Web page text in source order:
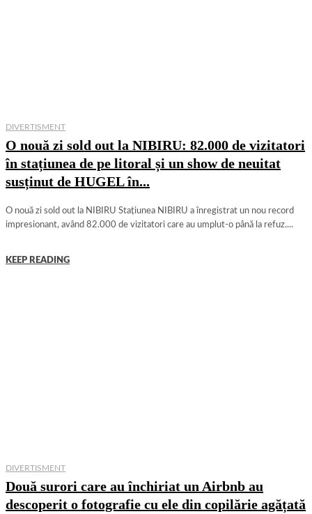
DIVERTISMENT
O nouă zi sold out la NIBIRU: 82.000 de vizitatori
în stațiunea de pe litoral și un show de neuitat
susținut de HUGEL în...
O nouă zi sold out la NIBIRU Stațiunea NIBIRU a înregistrat un nou record
impresionant, având 82.000 de vizitatori care au umplut-o până la refuz....
KEEP READING
DIVERTISMENT
Două surori care au închiriat un Airbnb au
descoperit o fotografie cu ele din copilărie agățată